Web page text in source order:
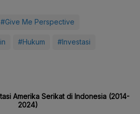
#Give Me Perspective
#Hukum #Investasi